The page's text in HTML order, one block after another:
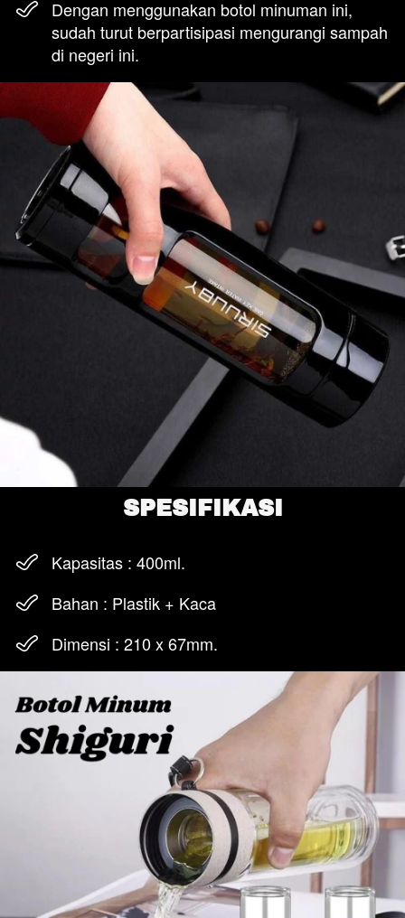
Dengan menggunakan botol minuman ini,
sudah turut berpartisipasi mengurangi sampah
di negeri ini.
SPESIFIKASI
Kapasitas : 400ml.
Bahan : Plastik + Kaca
Dimensi : 210 x 67mm.